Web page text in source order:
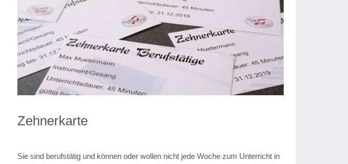
Zehnerkarte
Sie sind berufstätig und können oder wollen nicht jede Woche zum Unterricht in